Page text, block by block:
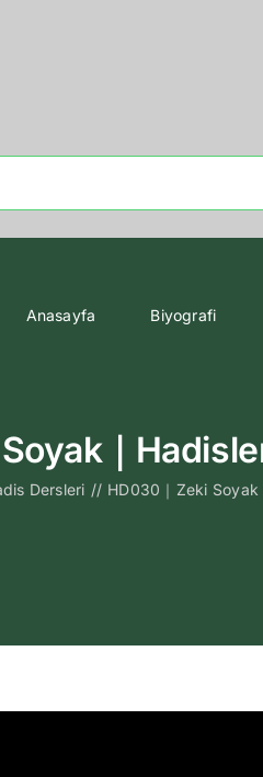
Anasayfa Biyografi
｜
Dersleri // HD030｜Zeki